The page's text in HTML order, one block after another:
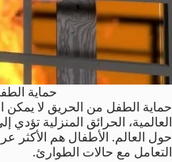
حماية
حماية الطفل من الحريق لا يمكن
حول العالم. الأطفال هم
التعامل مع حالات الطوارئ.